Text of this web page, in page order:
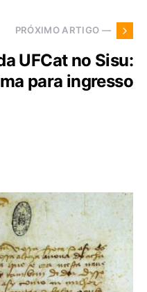
PRÓXIMO ARTIGO —
UFCat no Sisu:
para ingresso